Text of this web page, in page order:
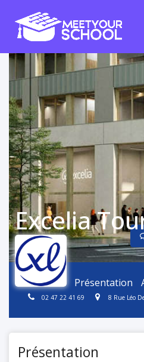
Excelia
Présentation
02 47 22 41 69
8 Rue Léo
Présentation